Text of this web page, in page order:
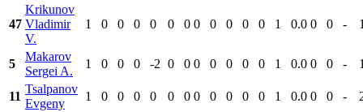
47
Krikunov
Vladimir
V.
1 0 0 0 0 0 0 0 0 0 0 0 1 0.0 0 0 -
5
Makarov
Sergei A.
1 0 0 0 -2 0 0 0 0 0 0 0 1 0.0 0 0 -
11
Tsalpanov
Evgeny
1 0 0 0 0 0 0 0 0 0 0 0 1 0.0 0 0 -